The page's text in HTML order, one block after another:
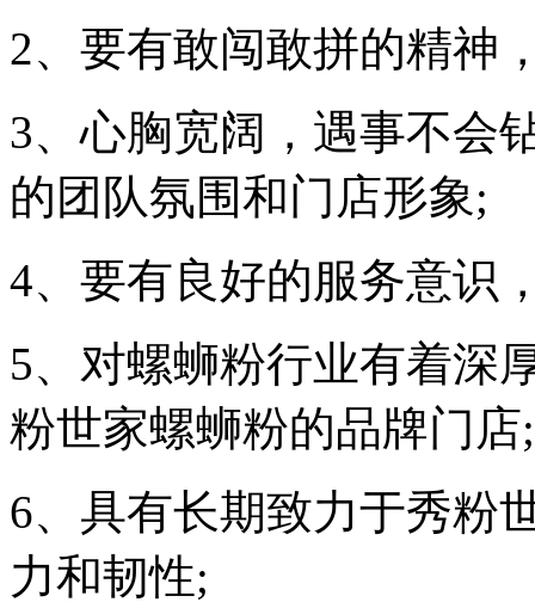
2、要有敢闯敢拼的精神
3、心胸宽阔，遇事不会
的团队氛围和门店形象;
4、要有良好的服务意识
5、对螺蛳粉行业有着深
粉世家螺蛳粉的品牌门店;
6、具有长期致力于秀粉
力和韧性;